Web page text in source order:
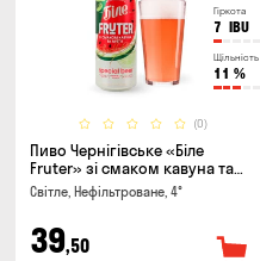
Гіркота
7 IBU
Щільність
11 %
(0)
Пиво Чернігівське «Біле
Fruter» зі смаком кавуна та
м'яти 0.5л
Світле, Нефільтроване, 4°
39,50